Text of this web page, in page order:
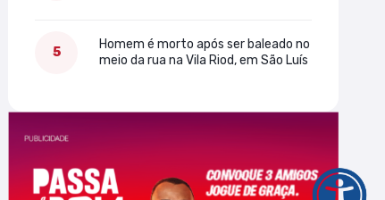
Homem é morto após ser baleado no
meio da rua na Vila Riod, em São Luís